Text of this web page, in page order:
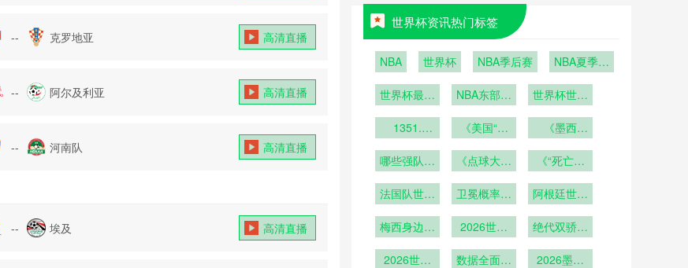
-- 克罗地亚 高清直播
-- 阿尔及利亚 高清直播
-- 河南队 高清直播
-- 埃及 高清直播
世界杯资讯热门标签
NBA 世界杯 NBA季后赛
NBA夏季联
世界杯最后
将上演：波
利；科索沃
NBA东部季
世界杯世界
的可持续性
1351.
2026年世
界杯加时赛
第120分钟
换人规则的
战术意义
《美国“超
幕式！
员能否从太
福？》
《墨西
与足球”狂
期间酒吧消
300%？》
哪些强队可
局？》
《点球大战
2026世界
可能成
主”？》
《“死亡之
48队分组
法国队世界
卫冕概率几
阿根廷世界
梅西身边强
2026世界
第六次参赛
绝代双骄刷
2026世界
数据全面超
2026墨美